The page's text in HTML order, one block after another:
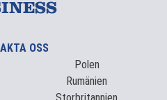
OSS
Polen
Rumänien